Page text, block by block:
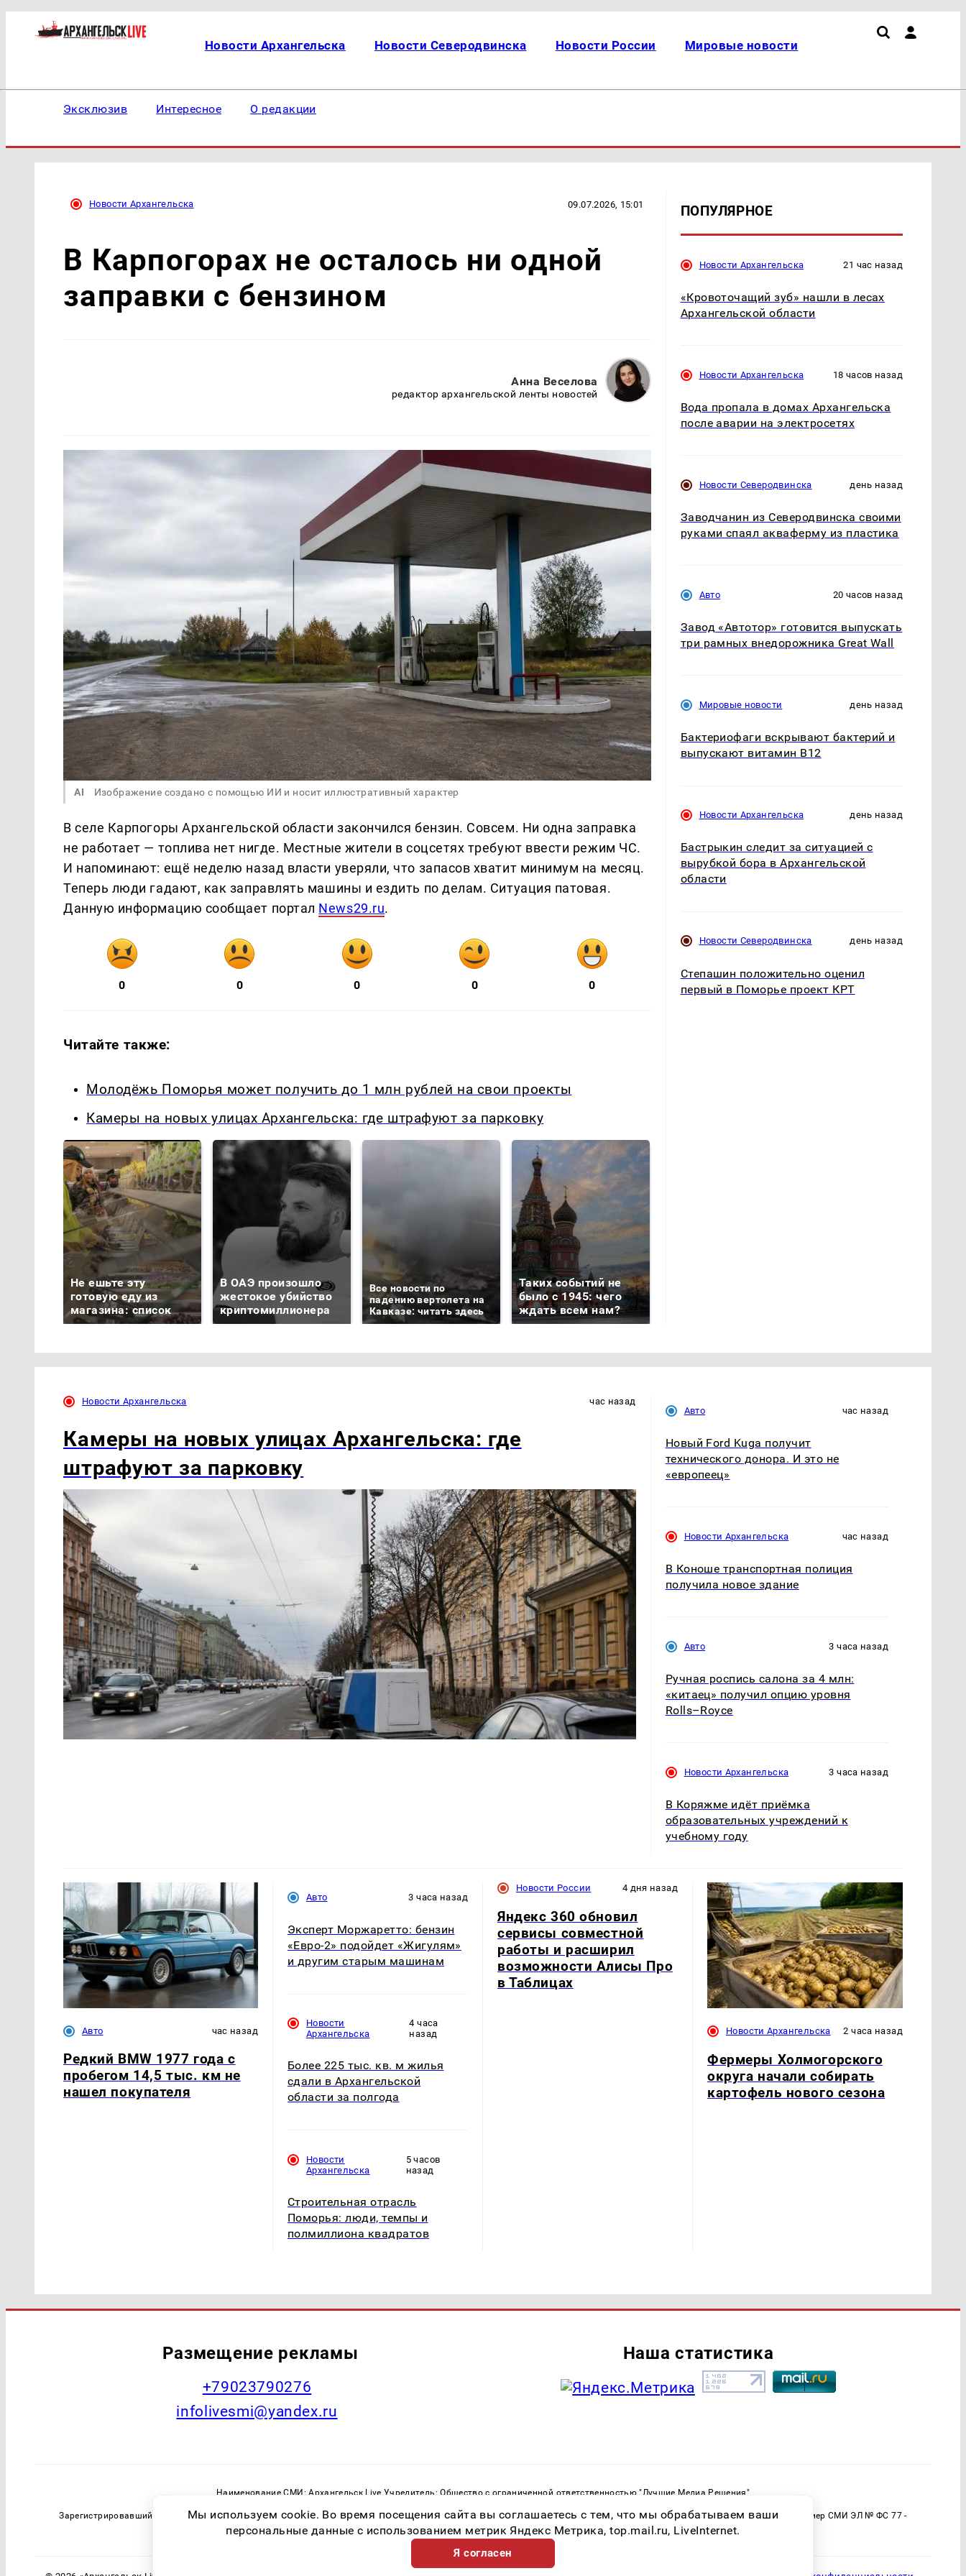
Новости Архангельска Новости Северодвинска Новости России Мировые новости
Эксклюзив Интересное О редакции
Новости Архангельска 09.07.2026, 15:01
В Карпогорах не осталось ни одной
заправки с бензином
Анна Веселова
редактор архангельской ленты новостей
AI Изображение создано с помощью ИИ и носит иллюстративный характер
В селе Карпогоры Архангельской области закончился бензин. Совсем. Ни одна заправка
не работает — топлива нет нигде. Местные жители в соцсетях требуют ввести режим ЧС.
И напоминают: ещё неделю назад власти уверяли, что запасов хватит минимум на месяц.
Теперь люди гадают, как заправлять машины и ездить по делам. Ситуация патовая.
Данную информацию сообщает портал News29.ru.
0 0 0 0 0
Читайте также:
Молодёжь Поморья может получить до 1 млн рублей на свои проекты
Камеры на новых улицах Архангельска: где штрафуют за парковку
Не ешьте эту
готовую еду из
магазина: список
В ОАЭ произошло
жестокое убийство
криптомиллионера
Все новости по
падению вертолета на
Кавказе: читать здесь
Таких событий не
было с 1945: чего
ждать всем нам?
ПОПУЛЯРНОЕ
Новости Архангельска 21 час назад
«Кровоточащий зуб» нашли в лесах
Архангельской области
Новости Архангельска 18 часов назад
Вода пропала в домах Архангельска
после аварии на электросетях
Новости Северодвинска день назад
Заводчанин из Северодвинска своими
руками спаял акваферму из пластика
Авто 20 часов назад
Завод «Автотор» готовится выпускать
три рамных внедорожника Great Wall
Мировые новости день назад
Бактериофаги вскрывают бактерий и
выпускают витамин B12
Новости Архангельска день назад
Бастрыкин следит за ситуацией с
вырубкой бора в Архангельской
области
Новости Северодвинска день назад
Степашин положительно оценил
первый в Поморье проект КРТ
Новости Архангельска час назад
Камеры на новых улицах Архангельска: где
штрафуют за парковку
Авто час назад
Новый Ford Kuga получит
технического донора. И это не
«европеец»
Новости Архангельска час назад
В Коноше транспортная полиция
получила новое здание
Авто 3 часа назад
Ручная роспись салона за 4 млн:
«китаец» получил опцию уровня
Rolls–Royce
Новости Архангельска 3 часа назад
В Коряжме идёт приёмка
образовательных учреждений к
учебному году
Авто час назад
Редкий BMW 1977 года с
пробегом 14,5 тыс. км не
нашел покупателя
Авто 3 часа назад
Эксперт Моржаретто: бензин
«Евро-2» подойдет «Жигулям»
и другим старым машинам
Новости
Архангельска
4 часа
назад
Более 225 тыс. кв. м жилья
сдали в Архангельской
области за полгода
Новости
Архангельска
5 часов
назад
Строительная отрасль
Поморья: люди, темпы и
полмиллиона квадратов
Новости России 4 дня назад
Яндекс 360 обновил
сервисы совместной
работы и расширил
возможности Алисы Про
в Таблицах
Новости Архангельска 2 часа назад
Фермеры Холмогорского
округа начали собирать
картофель нового сезона
Размещение рекламы
+79023790276
infolivesmi@yandex.ru
Наша статистика
Наименование СМИ: Архангельск Live Учредитель: Общество с ограниченной ответственностью "Лучшие Медиа Решения"
Зарегистрировавший орган: Федеральная служба по надзору в сфере связи, информационных технологий и массовых коммуникаций (Роскомнадзор) Регистрационный номер СМИ ЭЛ № ФС 77 -
82533 от 21.01.2022
Мы используем cookie. Во время посещения сайта вы соглашаетесь с тем, что мы обрабатываем ваши
персональные данные с использованием метрик Яндекс Метрика, top.mail.ru, LiveInternet.
Я согласен